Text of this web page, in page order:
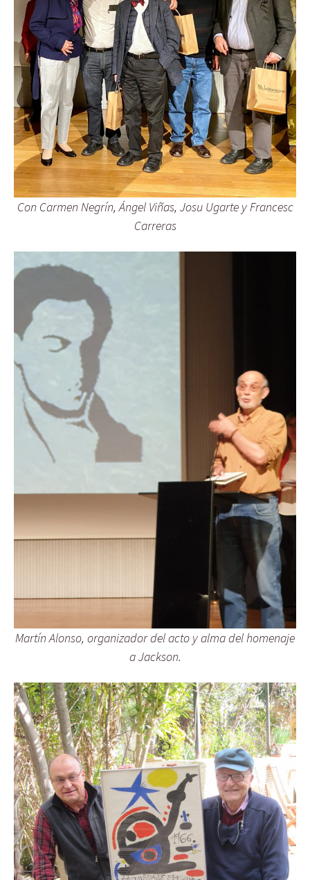
Con Carmen Negrín, Ángel Viñas, Josu Ugarte y Francesc
Carreras
Martín Alonso, organizador del acto y alma del homenaje
a Jackson.